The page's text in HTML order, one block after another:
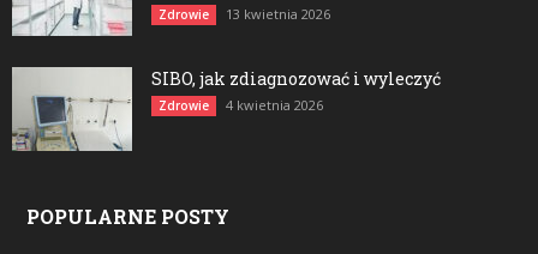
Zdrowie 13 kwietnia 2026
SIBO, jak zdiagnozować i wyleczyć
Zdrowie 4 kwietnia 2026
POPULARNE POSTY